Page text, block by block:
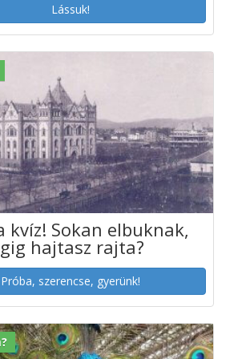
Lássuk!
kvíz! Sokan elbuknak,
hajtasz rajta?
Próba, szerencse, gyerünk!